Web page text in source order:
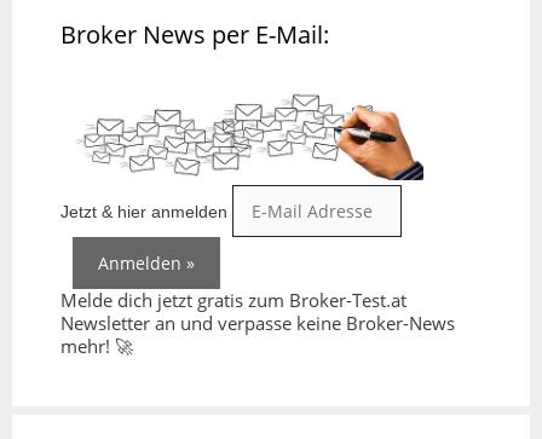
Broker News per E-Mail:
Jetzt & hier anmelden
Melde dich jetzt gratis zum Broker-Test.at
Newsletter an und verpasse keine Broker-News
mehr! 🚀